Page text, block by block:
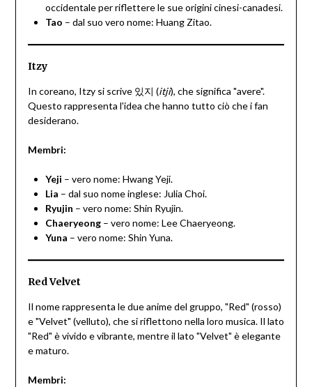
occidentale per riflettere le sue origini cinesi-canadesi.
Tao – dal suo vero nome: Huang Zitao.
Itzy
In coreano, Itzy si scrive 있지 (itji), che significa "avere".
Questo rappresenta l'idea che hanno tutto ciò che i fan
desiderano.
Membri:
Yeji – vero nome: Hwang Yeji.
Lia – dal suo nome inglese: Julia Choi.
Ryujin – vero nome: Shin Ryujin.
Chaeryeong– vero nome: Lee Chaeryeong.
Yuna – vero nome: Shin Yuna.
Red Velvet
Il nome rappresenta le due anime del gruppo, "Red" (rosso)
e "Velvet" (velluto), che si riflettono nella loro musica. Il lato
"Red" è vivido e vibrante, mentre il lato "Velvet" è elegante
e maturo.
Membri: